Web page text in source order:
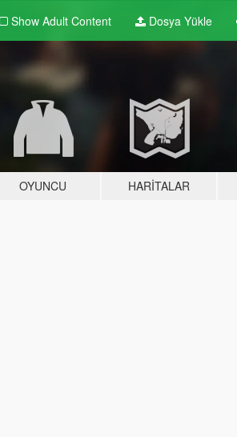
Show Adult Content Dosya Yükle
OYUNCU HARITALAR